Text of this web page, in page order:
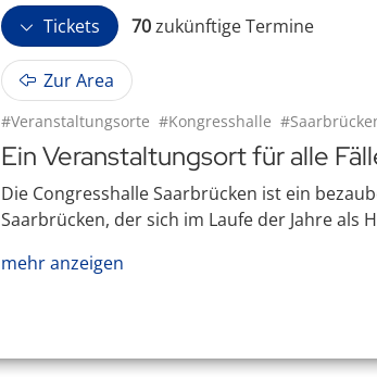
Tickets 70zukünftigeTermine
Zur Area
#Veranstaltungsorte #Kongresshalle
Ein Veranstaltungsort für alle
Die Congresshalle Saarbrücken ist ein
Saarbrücken, der sich im Laufe der Jahre als
mehr anzeigen